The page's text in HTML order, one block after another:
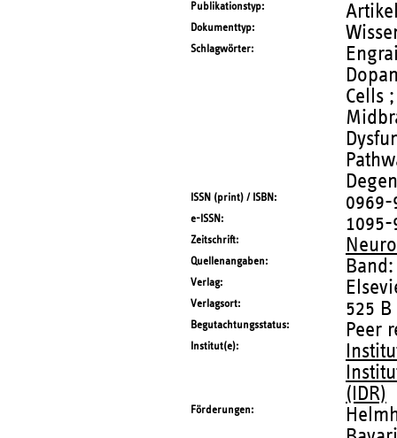
Publikationstyp
Dokumenttyp
Schlagwörter
Cells
ISSN (print) / ISBN 0969-
e-ISSN 1095-
Zeitschrift
Quellenangaben
Verlag
Verlagsort 525
Begutachtungsstatus Peer
Institut(e)
(IDR)
Förderungen